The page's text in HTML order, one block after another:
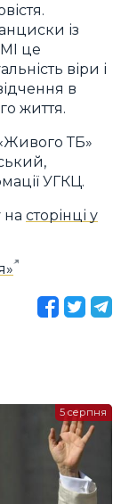
із
це
віри і
в
життя.
ТБ»
УГКЦ.
на сторінці у
5 серпня